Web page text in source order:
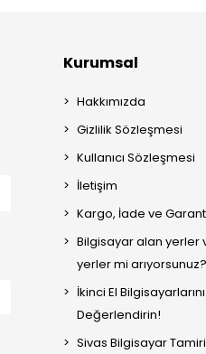
Kurumsal
Hakkımızda
Gizlilik Sözleşmesi
Kullanıcı Sözleşmesi
İletişim
Kargo, İade ve
Bilgisayar alan yerler
yerler mi arıyorsunuz?
İkinci El
Değerlendirin!
Sivas Bilgisayar Tamiri